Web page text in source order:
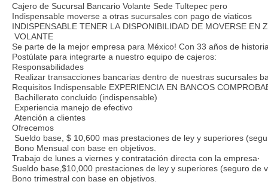
Cajero de Sucursal Bancario Volante Sede Tultepec pero
Indispensable moverse a otras sucursales con pago de viaticos
INDISPENSABLE TENER LA DISPONIBILIDAD DE MOVERSE
VOLANTE
Se parte de la mejor empresa para México! Con 33 años de
Postúlate para integrarte a nuestro equipo de cajeros:
Responsabilidades
Realizar transacciones bancarias dentro de nuestras sucursales
Requisitos Indispensable EXPERIENCIA EN BANCOS
Bachillerato concluido (indispensable)
Experiencia manejo de efectivo
Atención a clientes
Ofrecemos
Sueldo base, $ 10,600 mas prestaciones de ley y superiores
Bono Mensual con base en objetivos.
Trabajo de lunes a viernes y contratación directa con la empresa·
Sueldo base,$10,000 prestaciones de ley y superiores (seguro
Bono trimestral con base en objetivos.